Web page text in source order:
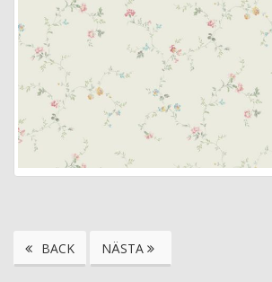
BACK NÄSTA